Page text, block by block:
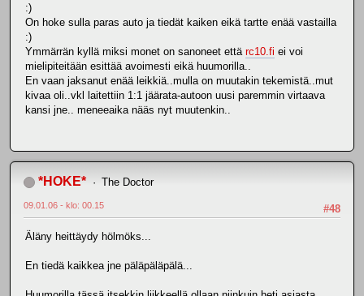
:)
On hoke sulla paras auto ja tiedät kaiken eikä tartte enää vastailla
:)
Ymmärrän kyllä miksi monet on sanoneet että rc10.fi ei voi
mielipiteitään esittää avoimesti eikä huumorilla..
En vaan jaksanut enää leikkiä..mulla on muutakin tekemistä..mut
kivaa oli..vkl laitettiin 1:1 jäärata-autoon uusi paremmin virtaava
kansi jne.. meneeaika nääs nyt muutenkin..
*HOKE* The Doctor
#48
09.01.06 - klo: 00.15
Äläny heittäydy hölmöks...
En tiedä kaikkea jne päläpäläpälä...